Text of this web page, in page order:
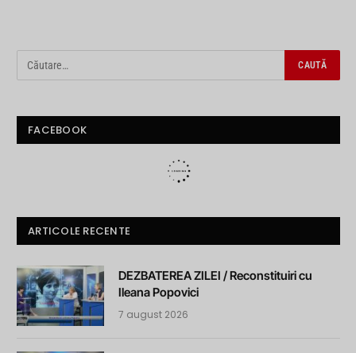
FACEBOOK
ARTICOLE RECENTE
DEZBATEREA ZILEI / Reconstituiri cu
Ileana Popovici
7 august 2026